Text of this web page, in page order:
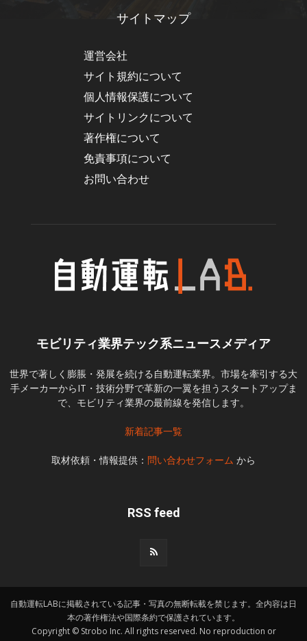
サイトマップ
運営会社
サイト規約について
個人情報保護について
サイトリンクについて
著作権について
免責事項について
お問い合わせ
モビリティ業界テック系ニュースメディア
世界で著しく膨脹・発展を続ける自動運転業界。市場を牽引する大
手メーカーからIT・技術分野で革新の一翼を担うスタートアップま
で、モビリティ業界の最前線を発信します。
新着記事一覧
取材依頼・情報提供： 問い合わせフォーム から
RSS feed
自動運転LABに掲載されている記事・写真の無断転載を禁じます。全内容は日
本の著作権法や国際条約で保護されています。
Copyright © Strobo Inc. All rights reserved. No reproduction or